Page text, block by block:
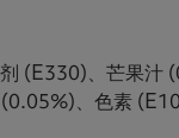
(E330)、芒果
、色素